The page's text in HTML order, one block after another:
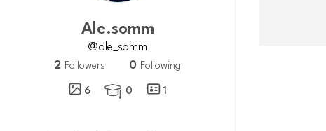
ale.somm
@ale_somm
2 Followers 0 Following
6
 0 1